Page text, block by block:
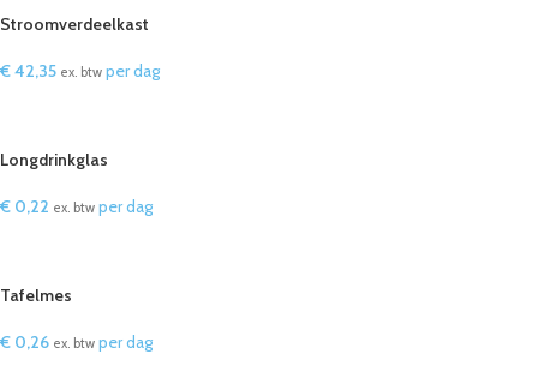
Stroomverdeelkast
€42,35 ex. btw per dag
Longdrinkglas
€ 0,22 ex. btw per dag
Tafelmes
€ 0,26 ex. btw per dag